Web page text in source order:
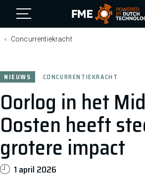
FME Logo, to the
Concurrentiekracht
Oorlog in het
Oosten heeft
grotere impact
NIEUWS CONCURRENTIEKRACHT
1 april 2026